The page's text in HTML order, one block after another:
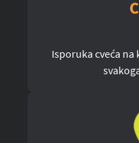
Isporuka cveća